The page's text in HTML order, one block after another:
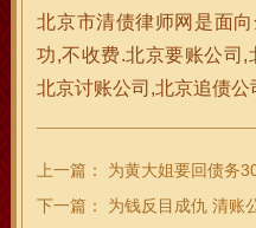
北京市清债律师网是面
功,不收费.北京要账公司
北京讨账公司,北京追债公
上一篇：
为黄大姐要回债务
下一篇：
为钱反目成仇 清账